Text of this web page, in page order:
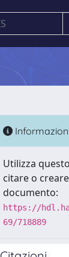
Utilizza
citare o
documento:
https://
69/718889